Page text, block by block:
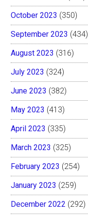
October 2023 (350)
September 2023 (434)
August 2023 (316)
July 2023 (324)
June 2023 (382)
May 2023 (413)
April 2023 (335)
March 2023 (325)
February 2023 (254)
January 2023 (259)
December 2022 (292)